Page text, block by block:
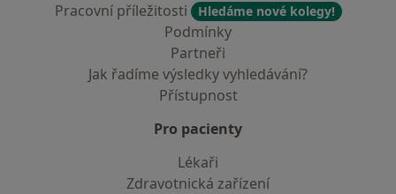
Pracovní příležitosti
Hledáme nové kolegy!
Podmínky
Partneři
Jak řadíme výsledky vyhledávání?
Přístupnost
Pro pacienty
Lékaři
Zdravotnická zařízení